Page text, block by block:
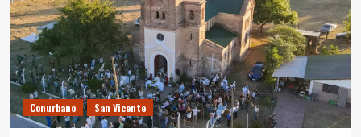
Conurbano San Vicente